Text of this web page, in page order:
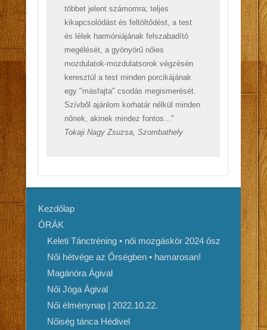
többet jelent számomra; teljes
kikapcsolódást és feltöltődést, a test
és lélek harmóniájának felszabadító
megélését, a gyönyörű nőies
mozdulatok-mozdulatsorok végzésén
keresztül a test minden porcikájának
egy "másfajta" csodás megismerését.
Szívből ajánlom korhatár nélkül minden
nőnek, akinek mindez fontos..."
Tokaji Nagy Zsuzsa, Szombathely
Kezdőlap
ÓRÁK
Keleti Tánctréning • női mozgáskör 2024 ősz
Női hétvége az Őrségben • hamarosan!
Magánóra Ágival
Női Jóga Ágival
Női élménynap | 2022.10.22.
Nőiség tánca Hédivel